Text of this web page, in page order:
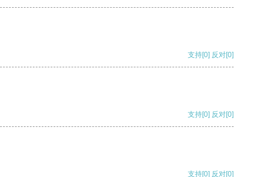
支持[0] 反对[0]
支持[0] 反对[0]
支持[0] 反对[0]